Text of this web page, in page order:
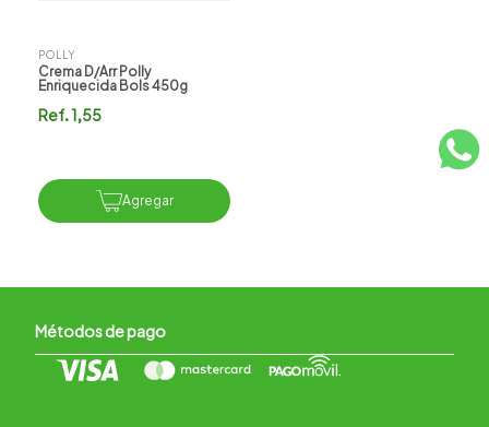
POLLY
Crema D/arr Polly
Enriquecida Bols 450g
Ref.1,55
Agregar
Métodos de pago